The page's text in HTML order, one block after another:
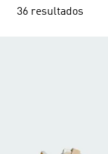
36 resultados